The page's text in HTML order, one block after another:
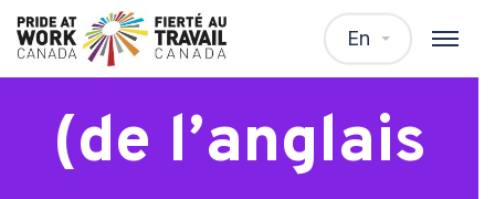
En
Traducteur
(de l’anglais